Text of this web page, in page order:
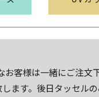
客様は一緒にご注文
ます。後日タッセル